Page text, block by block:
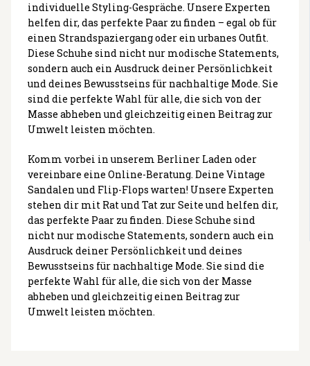
individuelle Styling-Gespräche. Unsere Experten
helfen dir, das perfekte Paar zu finden – egal ob für
einen Strandspaziergang oder ein urbanes Outfit.
Diese Schuhe sind nicht nur modische Statements,
sondern auch ein Ausdruck deiner Persönlichkeit
und deines Bewusstseins für nachhaltige Mode. Sie
sind die perfekte Wahl für alle, die sich von der
Masse abheben und gleichzeitig einen Beitrag zur
Umwelt leisten möchten.
Komm vorbei in unserem Berliner Laden oder
vereinbare eine Online-Beratung. Deine Vintage
Sandalen und Flip-Flops warten! Unsere Experten
stehen dir mit Rat und Tat zur Seite und helfen dir,
das perfekte Paar zu finden. Diese Schuhe sind
nicht nur modische Statements, sondern auch ein
Ausdruck deiner Persönlichkeit und deines
Bewusstseins für nachhaltige Mode. Sie sind die
perfekte Wahl für alle, die sich von der Masse
abheben und gleichzeitig einen Beitrag zur
Umwelt leisten möchten.